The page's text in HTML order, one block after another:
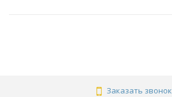
Заказать звонок